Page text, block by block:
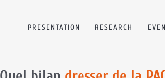
PRESENTATION RESEARCH